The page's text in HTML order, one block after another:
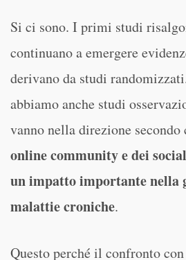
Si ci sono. I primi studi
continuano a emergere
derivano da studi
abbiamo anche studi
vanno nella direzione secondo
online community e dei
un impatto importante nella
malattie croniche.
Questo perché il confronto